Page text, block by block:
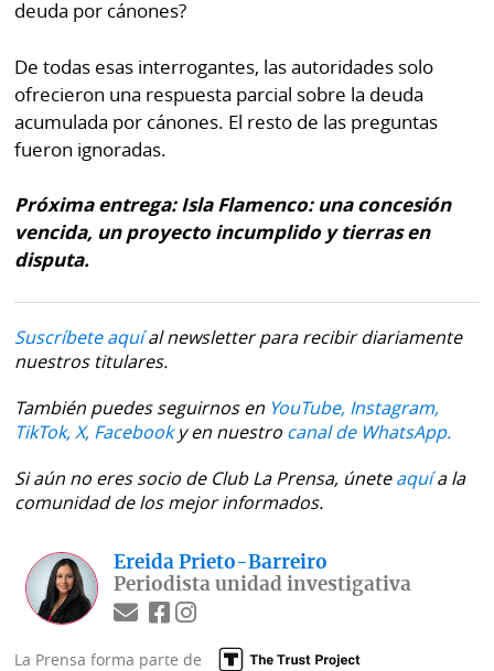
deuda por cánones?
De todas esas interrogantes, las autoridades solo
ofrecieron una respuesta parcial sobre la deuda
acumulada por cánones. El resto de las preguntas
fueron ignoradas.
Próxima entrega: Isla Flamenco: una concesión
vencida, un proyecto incumplido y tierras en
disputa.
Suscríbete aquíal newsletter para recibir diariamente
nuestros titulares.
También puedes seguirnos en YouTube, Instagram,
TikTok, X, Facebooky en nuestro canal de WhatsApp.
Si aún no eres socio de Club La Prensa, úneteaquía la
comunidad de los mejor informados.
Ereida Prieto-Barreiro
Periodista unidad investigativa
La Prensa forma parte de